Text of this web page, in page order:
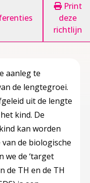
Print
deze
richtlijn
aanleg te
de lengtegroei.
uit de lengte
kind. De
kan worden
de biologische
we de ‘target
de TH en de TH